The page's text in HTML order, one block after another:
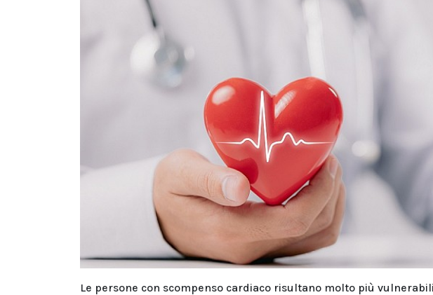
Le persone con scompenso cardiaco risultano molto più